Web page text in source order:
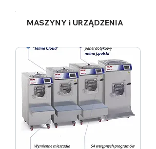
MASZYNY i URZĄDZENIA